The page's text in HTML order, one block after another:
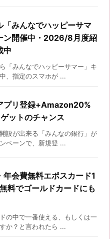
「みんなでハッピーサマ
ン開催中・2026/8月度紹
中
「みんなでハッピーサマー」キ
、指定のスマホが ...
プリ登録+Amazon20%
ットのチャンス
設が出来る「みんなの銀行」が
ペーンで、新規登 ...
年会費無料エポスカード1
料でゴールドカードにも
の中で一番使える、もしくは一
か？と言われたら ...